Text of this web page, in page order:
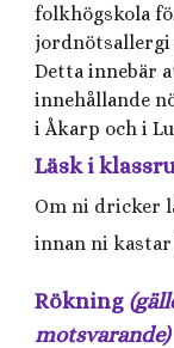
folkhögskola
jordnötsallergi
Detta innebär
innehållande
i Åkarp och i
Läsk i
Om ni dricker
innan ni
Rökning
motsvarande)